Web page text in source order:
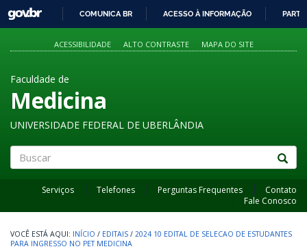
PARA
O
GOVBR
COMUNICA BR ACESSO À INFORMAÇÃO
ACESSIBILIDADE ALTO CONTRASTE MAPA DO SITE
Faculdade de
Medicina
UNIVERSIDADE FEDERAL DE UBERLÂNDIA
Serviços Telefones Perguntas Frequentes
Contato
Fale Conosco
INÍCIO / EDITAIS / 2024 10 EDITAL DE SELECAO DE ESTUDANTES
PARA INGRESSO NO PET MEDICINA